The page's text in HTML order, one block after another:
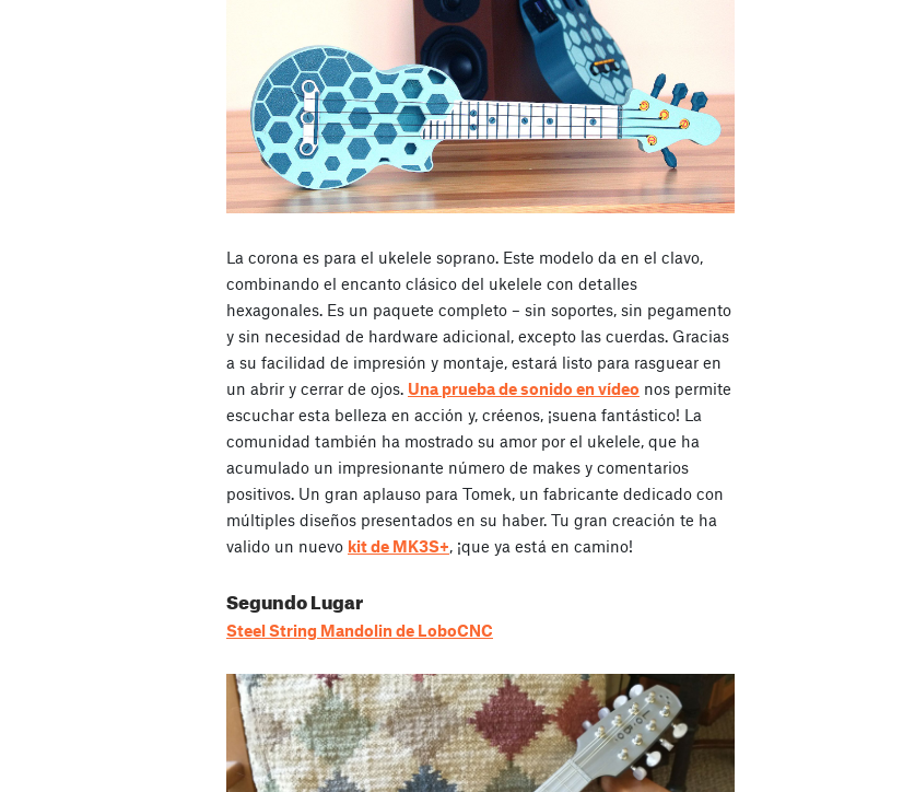
La corona es para el ukelele soprano. Este modelo da en el clavo,
combinando el encanto clásico del ukelele con detalles
hexagonales. Es un paquete completo – sin soportes, sin pegamento
y sin necesidad de hardware adicional, excepto las cuerdas. Gracias
a su facilidad de impresión y montaje, estará listo para rasguear en
un abrir y cerrar de ojos. Una prueba de sonido en vídeo nos permite
escuchar esta belleza en acción y, créenos, ¡suena fantástico! La
comunidad también ha mostrado su amor por el ukelele, que ha
acumulado un impresionante número de makes y comentarios
positivos. Un gran aplauso para Tomek, un fabricante dedicado con
múltiples diseños presentados en su haber. Tu gran creación te ha
valido un nuevo kit de MK3S+, ¡que ya está en camino!
Segundo Lugar
Steel String Mandolin de LoboCNC